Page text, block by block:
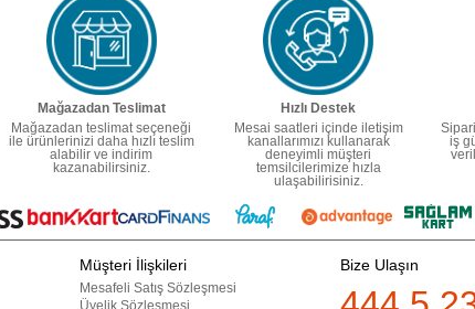
Mağazadan Teslimat
Mağazadan teslimat seçeneği
ile ürünlerinizi daha hızlı teslim
alabilir ve indirim
kazanabilirsiniz.
Hızlı Destek
Mesai saatleri içinde iletişim
kanallarımızı kullanarak
deneyimli müşteri
temsilcilerimize hızla
ulaşabilirisiniz.
iş
Müşteri İlişkileri
Mesafeli Satış Sözleşmesi
Bize Ulaşın